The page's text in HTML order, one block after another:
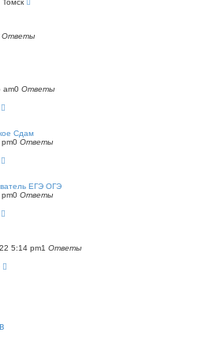
Ответы
am0 Ответы
Сдам
0 Ответы
ЕГЭ ОГЭ
0 Ответы
5:14 pm1 Ответы